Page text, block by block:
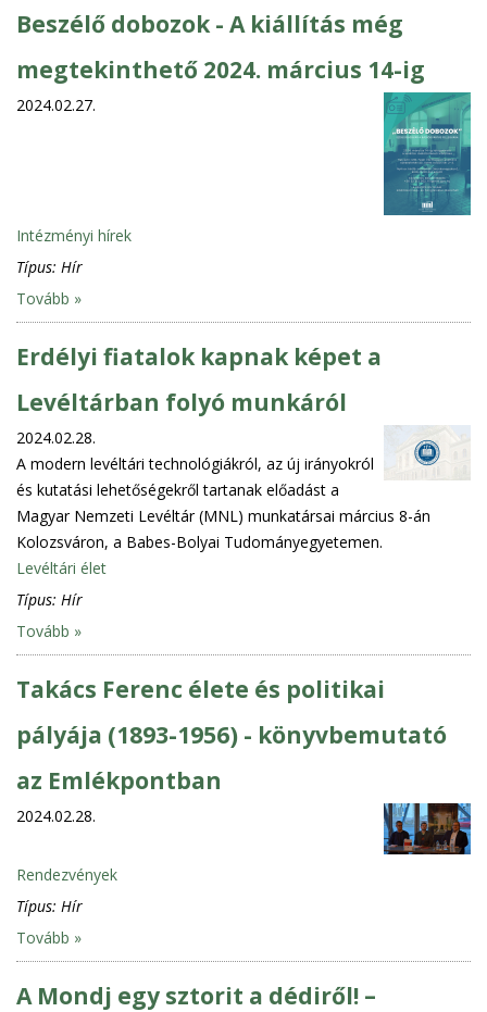
Beszélő dobozok - A kiállítás még
megtekinthető 2024. március 14-ig
2024.02.27.
Intézményi hírek
Típus: Hír
Tovább »
Erdélyi fiatalok kapnak képet a
Levéltárban folyó munkáról
2024.02.28.
A modern levéltári technológiákról, az új irányokról
és kutatási lehetőségekről tartanak előadást a
Magyar Nemzeti Levéltár (MNL) munkatársai március 8-án
Kolozsváron, a Babes-Bolyai Tudományegyetemen.
Levéltári élet
Típus: Hír
Tovább »
Takács Ferenc élete és politikai
pályája (1893-1956) - könyvbemutató
az Emlékpontban
2024.02.28.
Rendezvények
Típus: Hír
Tovább »
A Mondj egy sztorit a dédiről! –